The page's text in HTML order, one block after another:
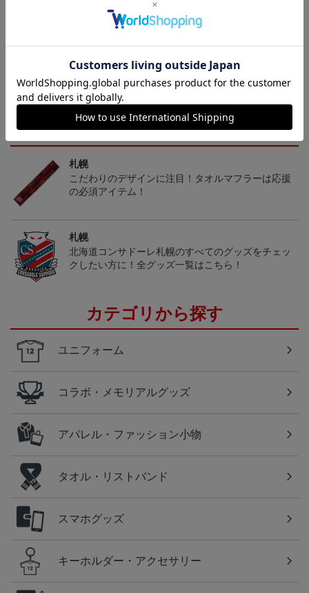
ギフト対応について
トピックス
札幌
こだわりのデザインに注目！タオルマフラーは応援
の必須アイテム！
札幌
北海道コンサドーレ札幌のすべてのグッズをチェッ
クしたい方に！全グッズ一覧はこちら！
カテゴリから探す
ユニフォーム
コラボ・メモリアルグッズ
アパレル・ファッション小物
タオル・リストバンド
スマホグッズ
キーホルダー・アクセサリー